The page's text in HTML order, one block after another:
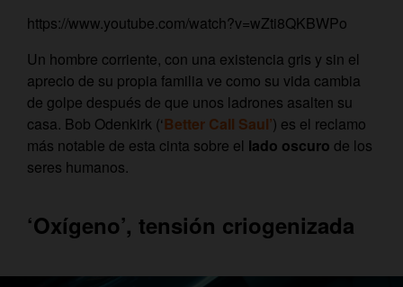
https://www.youtube.com/watch?v=wZti8QKBWPo
Un hombre corriente, con una existencia gris y sin el
aprecio de su propia familia ve como su vida cambia
de golpe después de que unos ladrones asalten su
casa. Bob Odenkirk (‘Better Call Saul’) es el reclamo
más notable de esta cinta sobre el lado oscuro de los
seres humanos.
‘Oxígeno’, tensión criogenizada